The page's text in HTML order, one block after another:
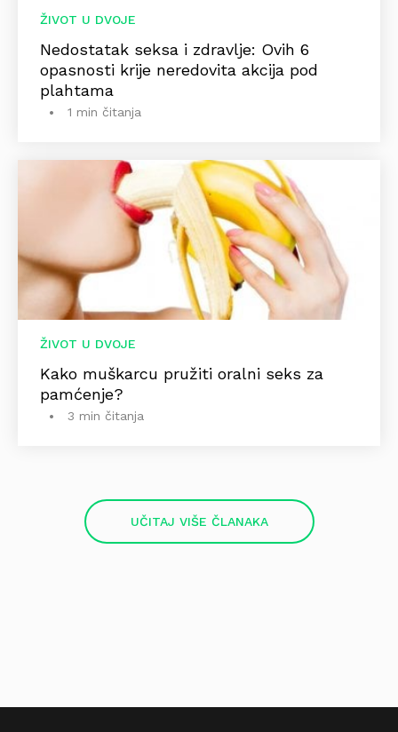
ŽIVOT U DVOJE
Nedostatak seksa i zdravlje: Ovih 6
opasnosti krije neredovita akcija pod
plahtama
1 min čitanja
ŽIVOT U DVOJE
Kako muškarcu pružiti oralni seks za
pamćenje?
3 min čitanja
UČITAJ VIŠE ČLANAKA